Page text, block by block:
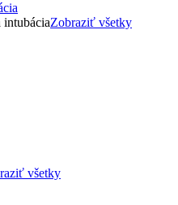
Zobraziť všetky
všetky